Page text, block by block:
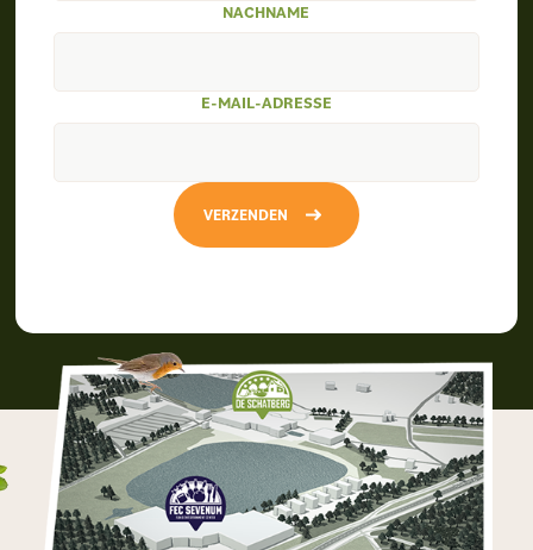
NACHNAME
E-MAIL-ADRESSE
VERZENDEN